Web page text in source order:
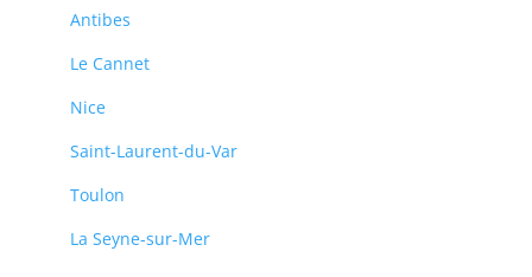
Antibes
Le Cannet
Nice
Saint-Laurent-du-Var
Toulon
La Seyne-sur-Mer